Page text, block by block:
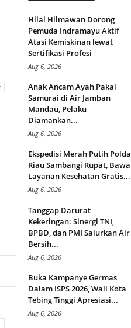
Hilal Hilmawan Dorong
Pemuda Indramayu Aktif
Atasi Kemiskinan lewat
Sertifikasi Profesi
Aug 6, 2026
Anak Ancam Ayah Pakai
Samurai di Air Jamban
Mandau, Pelaku
Diamankan...
Aug 6, 2026
Ekspedisi Merah Putih Polda
Riau Sambangi Rupat, Bawa
Layanan Kesehatan Gratis...
Aug 6, 2026
Tanggap Darurat
Kekeringan: Sinergi TNI,
BPBD, dan PMI Salurkan Air
Bersih...
Aug 6, 2026
Buka Kampanye Germas
Dalam ISPS 2026, Wali Kota
Tebing Tinggi Apresiasi...
Aug 6, 2026